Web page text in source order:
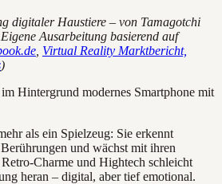
digitaler Haustiere – von Tamagotchi
Ausarbeitung basierend auf
Virtual Reality Marktbericht,
)
als ein Spielzeug: Sie erkennt
und wächst mit ihren
Charme und Hightech schleicht
heran – digital, aber tief emotional.